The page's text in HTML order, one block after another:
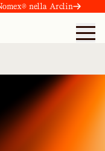
nella Arclin